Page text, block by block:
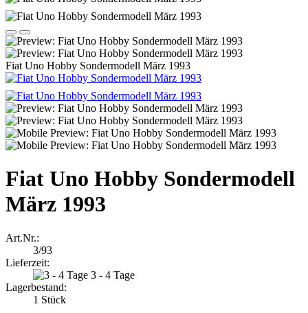
Fiat Uno Hobby Sondermodell März 1993
Fiat Uno Hobby Sondermodell
März 1993
Art.Nr.:
3/93
Lieferzeit:
3 - 4 Tage
Lagerbestand:
1 Stück